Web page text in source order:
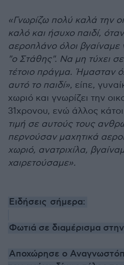
«Γνωρίζω πολύ καλά την
καλό και ήσυχο παιδί,
αεροπλάνο όλοι
"ο Στάθης". Να μη τύχει
τέτοιο πράγμα. Ήμασταν
αυτό το παιδί», είπε,
χωριό και γνωρίζει την
31χρονου, ενώ άλλος
τιμή σε αυτούς τους
περνούσαν μαχητικά
χωριό, ανατριχίλα,
χαιρετούσαμε».
Ειδήσεις σήμερα:
Φωτιά σε διαμέρισμα
Αποχώρησε ο